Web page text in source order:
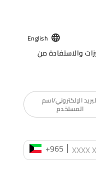
English
والاستفادة من
الإلكتروني/اسم
المستخدم
+965